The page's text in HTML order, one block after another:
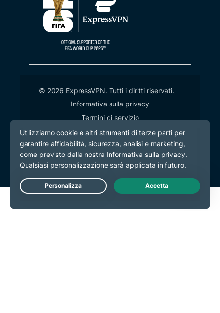
© 2026 ExpressVPN. Tutti i diritti riservati.
Informativa sulla privacy
Termini di servizio
Preferenze cookie
Live Chat